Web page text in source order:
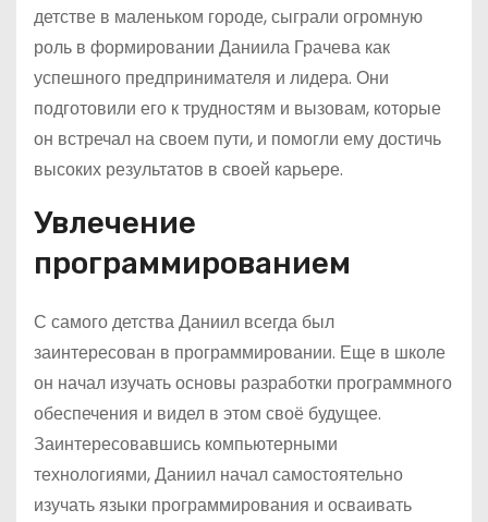
детстве в маленьком городе, сыграли огромную
роль в формировании Даниила Грачева как
успешного предпринимателя и лидера. Они
подготовили его к трудностям и вызовам, которые
он встречал на своем пути, и помогли ему достичь
высоких результатов в своей карьере.
Увлечение
программированием
С самого детства Даниил всегда был
заинтересован в программировании. Еще в школе
он начал изучать основы разработки программного
обеспечения и видел в этом своё будущее.
Заинтересовавшись компьютерными
технологиями, Даниил начал самостоятельно
изучать языки программирования и осваивать